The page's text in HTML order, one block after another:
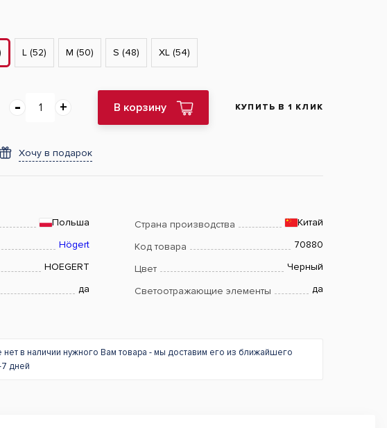
L (52) M (50) S (48) XL (54)
В корзину КУПИТЬ В 1 КЛИК
Хочу в подарок
Польша Страна производства Китай
Högert Код товара 70880
HOEGERT Цвет Черный
да Светоотражающие элементы
да
в наличии нужного Вам товара - мы доставим его из ближайшего
дней